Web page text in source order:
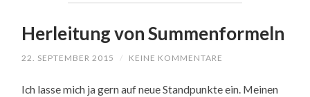
Herleitung von Summenformeln
22. SEPTEMBER 2015 / KEINE KOMMENTARE
Ich lasse mich ja gern auf neue Standpunkte ein. Meinen